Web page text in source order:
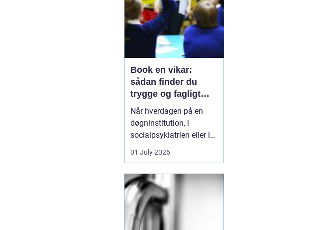
til skimmel, l...
Book en vikar:
sådan finder du
trygge og fagligt
stærke løsninger
Når hverdagen på en
døgninstitution, i
socialpsykiatrien eller i
et botilbud pludselig
ændrer sig, kan behovet
fra den ene dag til den
anden. En medarbejder
bliver syg, en borger har
brug for tættere støtte,
01 July 2026